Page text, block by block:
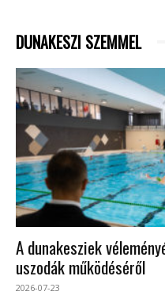
DUNAKESZI SZEMMEL
A dunakesziek
uszodák működéséről
2026-07-23